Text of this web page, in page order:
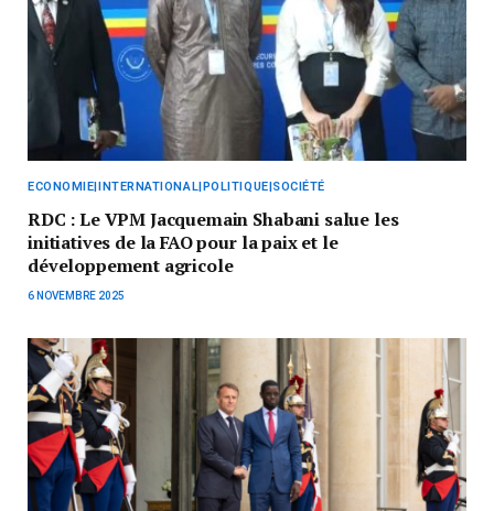
ECONOMIE|INTERNATIONAL|POLITIQUE|SOCIÉTÉ
RDC : Le VPM Jacquemain Shabani salue les
initiatives de la FAO pour la paix et le
développement agricole
6 NOVEMBRE 2025